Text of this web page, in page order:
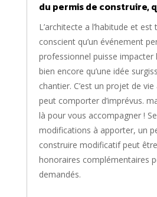
du permis de construire,
L’architecte a l’habitude et
conscient qu’un événement
professionnel puisse impacter
bien encore qu’une idée
chantier. C’est un projet de
peut comporter d’imprévus.
là pour vous accompagner !
modifications à apporter, un
construire modificatif peut
honoraires complémentaires
demandés.